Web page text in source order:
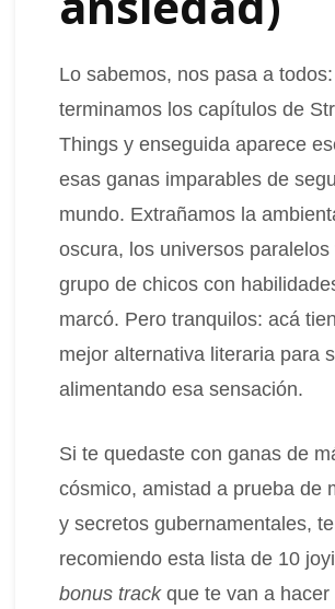
Lo sabemos, nos pasa a todos:
terminamos los capítulos de
Things y enseguida aparece
esas ganas imparables de
mundo. Extrañamos la
oscura, los universos paralelos
grupo de chicos con
marcó. Pero tranquilos: acá
mejor alternativa literaria para
alimentando esa sensación.
Si te quedaste con ganas de
cósmico, amistad a prueba de
y secretos gubernamentales, te
recomiendo esta lista de 10
bonus trackque te van a hacer